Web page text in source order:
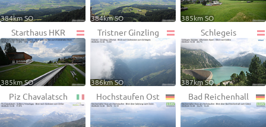
384km SO 384km SO 385km SO
Starthaus HKR
385km SO
Tristner Ginzling
386km SO
Schlegeis
387km SO
Piz Chavalatsch Hochstaufen Ost Bad Reichenhall